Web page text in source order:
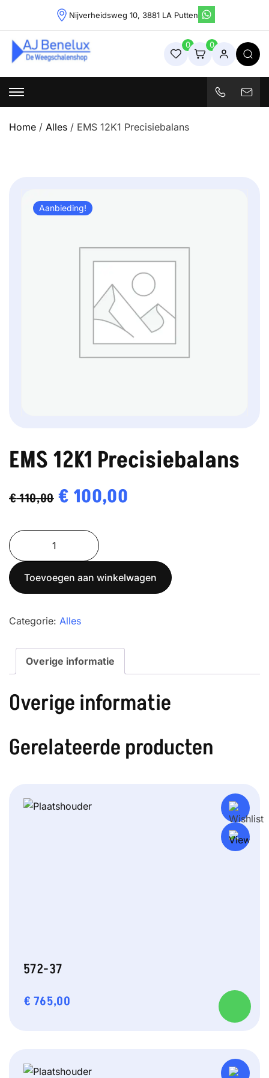
content
Nijverheidsweg 10, 3881 LA Putten
Weegschalenshop | Precisieweegschalen & Industriële
Weegoplossingen
0 0
Home / Alles / EMS 12K1 Precisiebalans
Aanbieding!
EMS 12K1 Precisiebalans
€110,00 Oorspronkelijke
€ 110,00.
€ 100,00
€ 100,00.
EMS
12K1
Precisiebalans
aantal
Toevoegen aan winkelwagen
Categorie: Alles
Overige informatie
Overige informatie
Gerelateerde producten
572-37
€ 765,00